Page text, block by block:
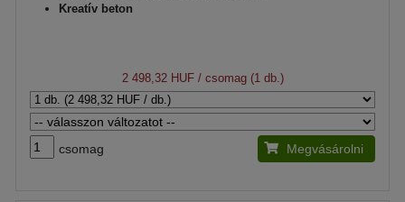
Kreatív beton
2 498,32 HUF/ csomag (1 db.)
csomag Megvásárolni